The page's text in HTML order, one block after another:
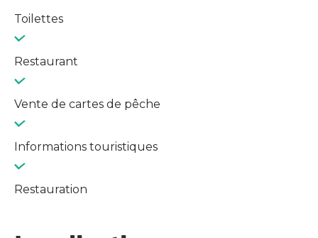
Toilettes
Restaurant
Vente de cartes de pêche
Informations touristiques
Restauration